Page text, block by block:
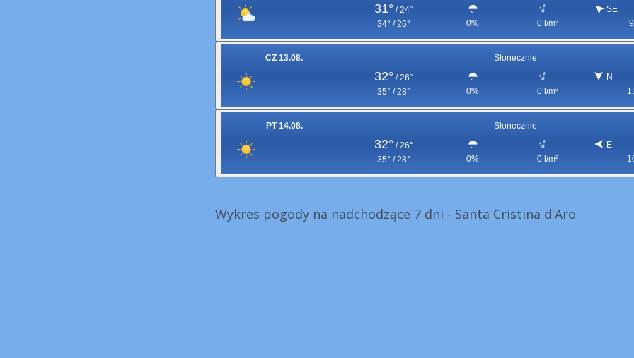
31° / 24°
34° / 26°
0% 0 l/m²
SE
CZ 13.08. Słonecznie
32° / 26°
35° / 28°
0% 0 l/m²
N
PT 14.08. Słonecznie
32° / 26°
35° / 28°
0% 0 l/m²
E
Wykres pogody na nadchodzące 7 dni - Santa Cristina d'Aro